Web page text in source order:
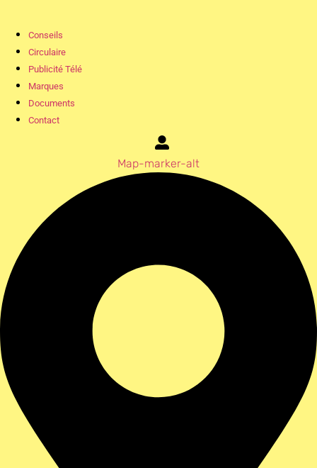
Conseils
Circulaire
Publicité Télé
Marques
Documents
Contact
Map-marker-alt